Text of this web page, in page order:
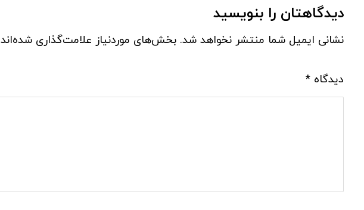
دیدگاهتان را بنویسید
نشانی ایمیل شما منتشر نخواهد شد. بخش‌های موردنیاز علامت‌گذاری شده‌اند
دیدگاه *